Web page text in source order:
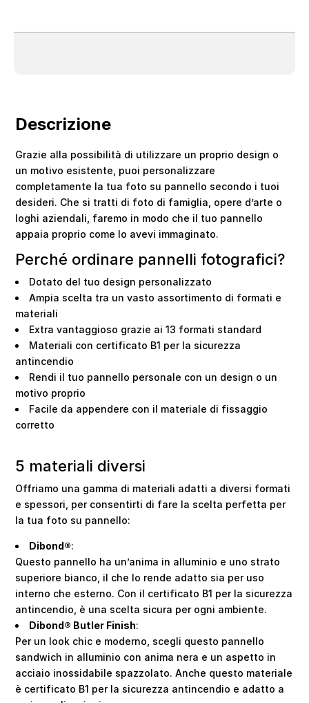
Descrizione
Grazie alla possibilità di utilizzare un proprio design o
un motivo esistente, puoi personalizzare
completamente la tua foto su pannello secondo i tuoi
desideri. Che si tratti di foto di famiglia, opere d’arte o
loghi aziendali, faremo in modo che il tuo pannello
appaia proprio come lo avevi immaginato.
Perché ordinare pannelli fotografici?
Dotato del tuo design personalizzato
Ampia scelta tra un vasto assortimento di formati e
materiali
Extra vantaggioso grazie ai 13 formati standard
Materiali con certificato B1 per la sicurezza
antincendio
Rendi il tuo pannello personale con un design o un
motivo proprio
Facile da appendere con il materiale di fissaggio
corretto
5 materiali diversi
Offriamo una gamma di materiali adatti a diversi formati
e spessori, per consentirti di fare la scelta perfetta per
la tua foto su pannello:
Dibond®:
Questo pannello ha un’anima in alluminio e uno strato
superiore bianco, il che lo rende adatto sia per uso
interno che esterno. Con il certificato B1 per la sicurezza
antincendio, è una scelta sicura per ogni ambiente.
Dibond® Butler Finish:
Per un look chic e moderno, scegli questo pannello
sandwich in alluminio con anima nera e un aspetto in
acciaio inossidabile spazzolato. Anche questo materiale
è certificato B1 per la sicurezza antincendio e adatto a